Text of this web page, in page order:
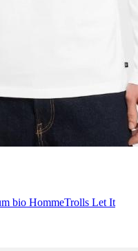
bio HommeTrolls Let It